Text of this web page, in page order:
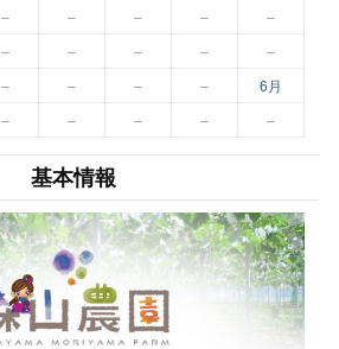
– – – –
–
– – – – –
– – – –
6月
– – – – –
基本情報